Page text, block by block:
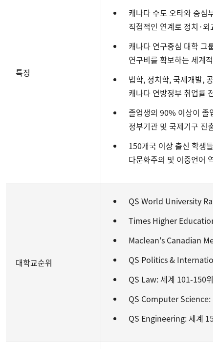
특징
캐나다 수도 오타와 중심
직접적인 연계로 정치·외
캐나다 연구중심 대학 그
연구비를 확보하는 세계적
법학, 정치학, 국제개발, 공
캐나다 연방정부 취업률 전
졸업생의 90% 이상이 졸
정부기관 및 국제기구 진출
150개국 이상 출신 학생들
다문화주의 및 이중언어 역
대학교순위
QS World University
Times Higher Education
Maclean's Canadian
QS Politics &
QS Law: 세계 101-150위
QS Computer Science:
QS Engineering: 세계